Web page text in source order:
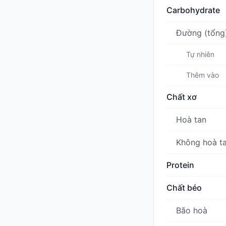
Carbohydrate
Đường
Tự nhiên
Thêm vào
Chất xơ
Hoà tan
Không hoà
Protein
Chất béo
Bão hoà